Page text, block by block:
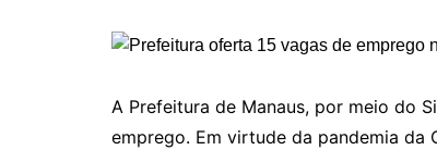
A Prefeitura de Manaus, por meio do
emprego. Em virtude da pandemia da